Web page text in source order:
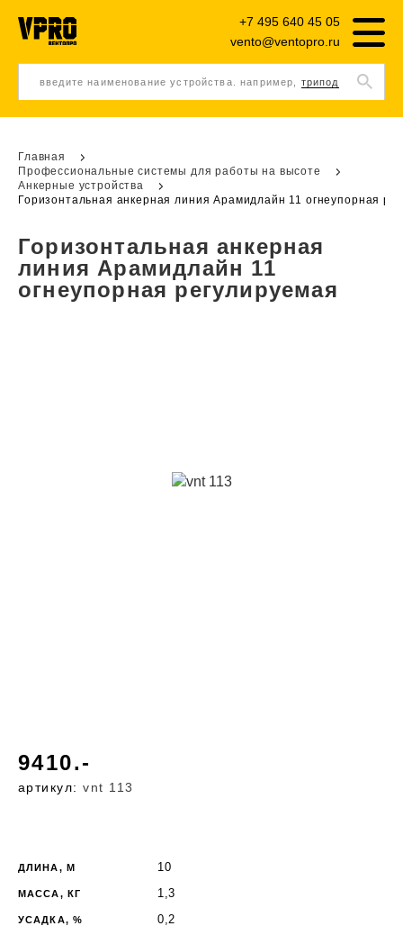
введите наименование устройства. например, трипод
vento@ventopro.ru
+7 495 640 45 05
Главная
Профессиональные системы для работы на высоте
Анкерные устройства
Горизонтальная анкерная линия Арамидлайн 11 огнеупорная
Горизонтальная анкерная
линия Арамидлайн 11
огнеупорная регулируемая
ДЛИНА, М 10
МАССА, КГ 1,3
УСАДКА, % 0,2
9410.-
артикул:vnt 113